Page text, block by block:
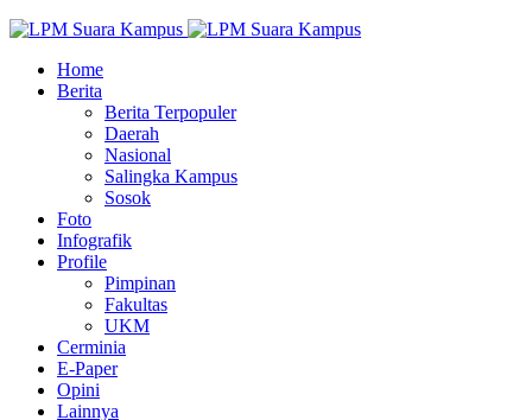
Home
Berita
Berita Terpopuler
Daerah
Nasional
Salingka Kampus
Sosok
Foto
Infografik
Profile
Pimpinan
Fakultas
UKM
Cerminia
E-Paper
Opini
Lainnya